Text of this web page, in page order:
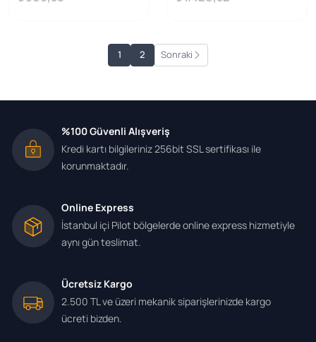
Kıtsız
1 2 Sonraki
%100 Güvenli Alışveriş
Kredi kartı bilgileriniz 256bit SSL sertifikası ile
korunmaktadır.
Online Express
İstanbul içi Pilot bölgelerde online express hizmetiyle
aynı gün teslimat.
Ücretsiz Kargo
2.500 TL ve üzeri mekanik siparişlerinizde kargo
ücreti bizden.